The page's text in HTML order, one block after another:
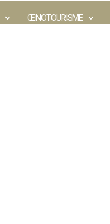
ŒNOTOURISME